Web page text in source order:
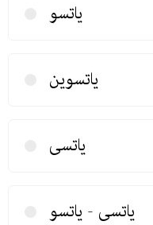
یاتسو
یاتسوین
یاتسی
یاتسی - یاتسو